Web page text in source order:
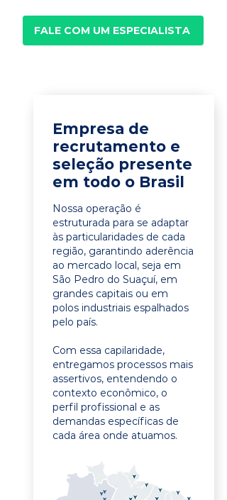
FALE COM UM ESPECIALISTA
Empresa de
recrutamento e
seleção presente
em todo o Brasil
Nossa operação é
estruturada para se adaptar
às particularidades de cada
região, garantindo aderência
ao mercado local, seja em
São Pedro do Suaçuí, em
grandes capitais ou em
polos industriais espalhados
pelo país.
Com essa capilaridade,
entregamos processos mais
assertivos, entendendo o
contexto econômico, o
perfil profissional e as
demandas específicas de
cada área onde atuamos.